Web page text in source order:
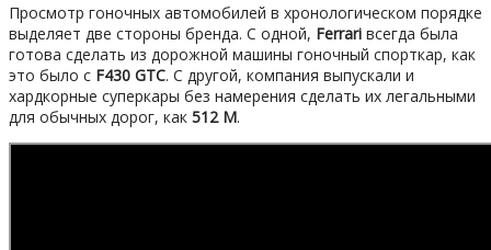
Просмотр гоночных автомобилей в хронологическом порядке
выделяет две стороны бренда. С одной, Ferrari всегда была
готова сделать из дорожной машины гоночный спорткар, как
это было с F430 GTC. С другой, компания выпускали и
хардкорные суперкары без намерения сделать их легальными
для обычных дорог, как 512 М.